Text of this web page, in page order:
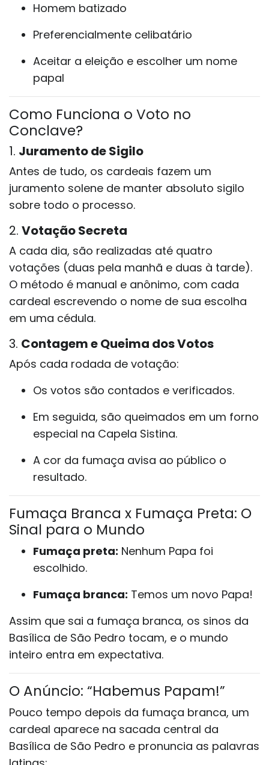
Homem batizado
Preferencialmente celibatário
Aceitar a eleição e escolher um nome
papal
Como Funciona o Voto no
Conclave?
1. Juramento de Sigilo
Antes de tudo, os cardeais fazem um
juramento solene de manter absoluto sigilo
sobre todo o processo.
2. Votação Secreta
A cada dia, são realizadas até quatro
votações (duas pela manhã e duas à tarde).
O método é manual e anônimo, com cada
cardeal escrevendo o nome de sua escolha
em uma cédula.
3. Contagem e Queima dos Votos
Após cada rodada de votação:
Os votos são contados e verificados.
Em seguida, são queimados em um forno
especial na Capela Sistina.
A cor da fumaça avisa ao público o
resultado.
Fumaça Branca x Fumaça Preta: O
Sinal para o Mundo
Fumaça preta: Nenhum Papa foi
escolhido.
Fumaça branca: Temos um novo Papa!
Assim que sai a fumaça branca, os sinos da
Basílica de São Pedro tocam, e o mundo
inteiro entra em expectativa.
O Anúncio: “Habemus Papam!”
Pouco tempo depois da fumaça branca, um
cardeal aparece na sacada central da
Basílica de São Pedro e pronuncia as palavras